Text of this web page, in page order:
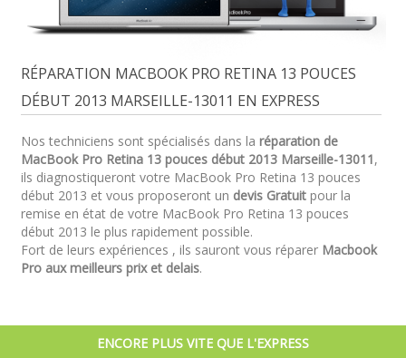
RÉPARATION MACBOOK PRO RETINA 13 POUCES
DÉBUT 2013 MARSEILLE-13011 EN EXPRESS
Nos techniciens sont spécialisés dans la réparation de
MacBook Pro Retina 13 pouces début 2013 Marseille-13011,
ils diagnostiqueront votre MacBook Pro Retina 13 pouces
début 2013 et vous proposeront un devis Gratuitpour la
remise en état de votre MacBook Pro Retina 13 pouces
début 2013 le plus rapidement possible.
Fort de leurs expériences , ils sauront vous réparer Macbook
Pro aux meilleurs prix et delais.
ENCORE PLUS VITE QUE L'EXPRESS